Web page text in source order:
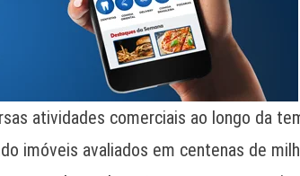
atividades comerciais ao longo da
imóveis avaliados em centenas de